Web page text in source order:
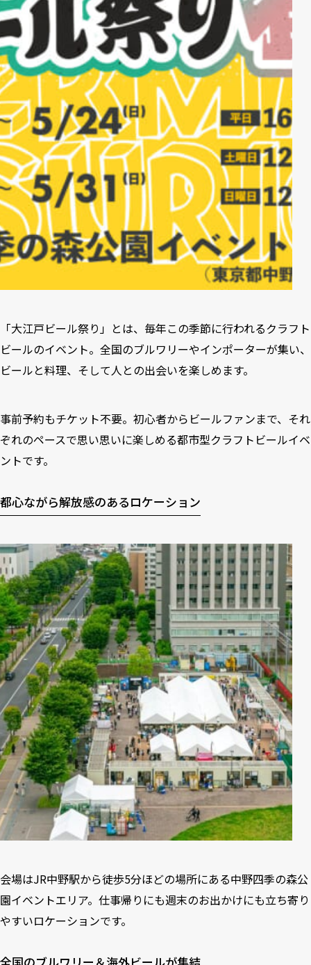
「大江戸ビール祭り」とは、毎年この季節に行われるクラフト
ビールのイベント。全国のブルワリーやインポーターが集い、
ビールと料理、そして人との出会いを楽しめます。
事前予約もチケット不要。初心者からビールファンまで、それ
ぞれのペースで思い思いに楽しめる都市型クラフトビールイベ
ントです。
都心ながら解放感のあるロケーション
会場はJR中野駅から徒歩5分ほどの場所にある中野四季の森公
園イベントエリア。仕事帰りにも週末のお出かけにも立ち寄り
やすいロケーションです。